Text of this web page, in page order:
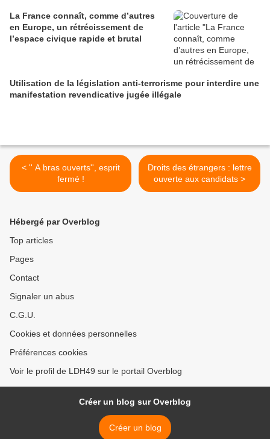
La France connaît, comme d’autres
en Europe, un rétrécissement de
l’espace civique rapide et brutal
Utilisation de la législation anti-terrorisme pour interdire une
manifestation revendicative jugée illégale
< '' A bras ouverts'', esprit
fermé !
Droits des étrangers : lettre
ouverte aux candidats >
Hébergé par Overblog
Top articles
Pages
Contact
Signaler un abus
C.G.U.
Cookies et données personnelles
Préférences cookies
Voir le profil de LDH49 sur le portail Overblog
Créer un blog sur Overblog
Créer un blog